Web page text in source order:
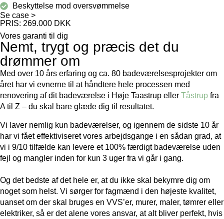
Beskyttelse mod oversvømmelse
Se case >
PRIS: 269.000 DKK
Vores garanti til dig
Nemt, trygt og præcis det du
drømmer om
Med over 10 års erfaring og ca. 80 badeværelsesprojekter om
året har vi evnerne til at håndtere hele processen med
renovering af dit badeværelse i Høje Taastrup eller Tåstrup fra
A til Z – du skal bare glæde dig til resultatet.
Vi laver nemlig kun badeværelser, og igennem de sidste 10 år
har vi fået effektiviseret vores arbejdsgange i en sådan grad, at
vi i 9/10 tilfælde kan levere et 100% færdigt badeværelse uden
fejl og mangler inden for kun 3 uger fra vi går i gang.
Og det bedste af det hele er, at du ikke skal bekymre dig om
noget som helst. Vi sørger for fagmænd i den højeste kvalitet,
uanset om der skal bruges en VVS’er, murer, maler, tømrer eller
elektriker, så er det alene vores ansvar, at alt bliver perfekt, hvis